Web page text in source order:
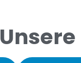
Unsere